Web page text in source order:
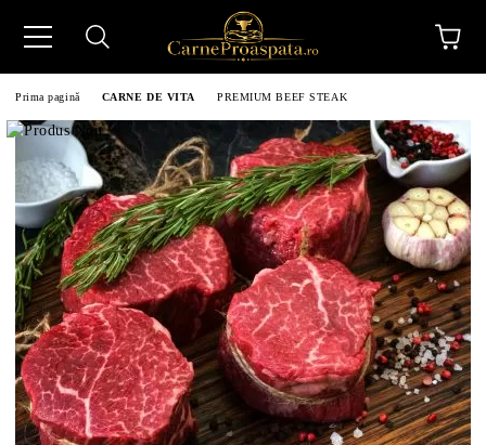
Prima pagină CARNE DE VITA PREMIUM BEEF STEAK